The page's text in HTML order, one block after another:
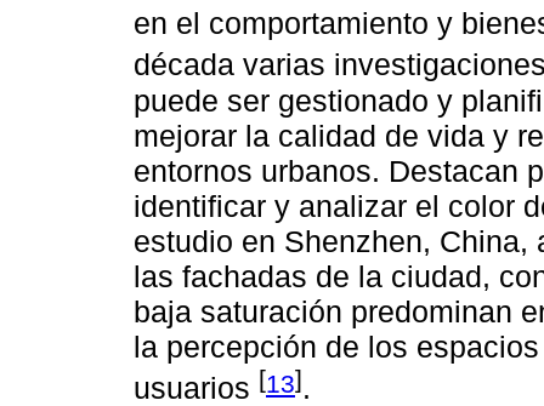
en el comportamiento y
década varias
puede ser gestionado y
mejorar la calidad de vida y
entornos urbanos. Destacan
identificar y analizar el color
estudio en Shenzhen,
las fachadas de la ciudad,
baja saturación predominan
la percepción de los
usuarios [13].